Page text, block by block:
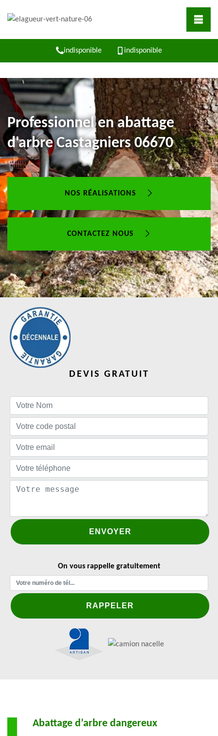
indisponible indisponible
Professionnel en abattage
d'arbre Castagniers 06670
NOS RÉALISATIONS
CONTACTEZ NOUS
DEVIS GRATUIT
On vous rappelle gratuitement
Abattage d’arbre dangereux